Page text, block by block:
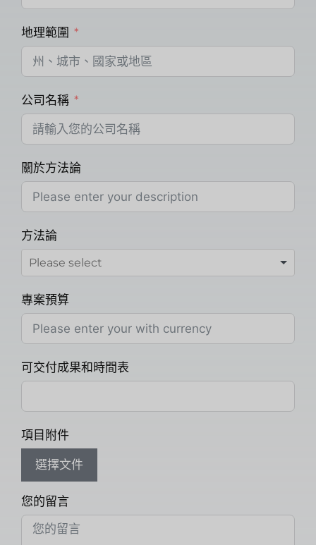
地理範圍
公司名稱
關於方法論
方法論
專案預算
可交付成果和時間表
項目附件
選擇文件
您的留言